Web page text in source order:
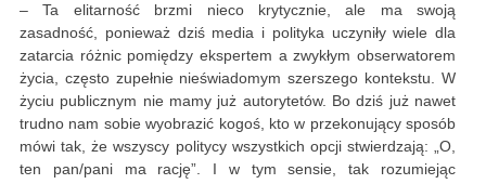
– Ta elitarność brzmi nieco krytycznie, ale ma swoją
zasadność, ponieważ dziś media i polityka uczyniły wiele dla
zatarcia różnic pomiędzy ekspertem a zwykłym obserwatorem
życia, często zupełnie nieświadomym szerszego kontekstu. W
życiu publicznym nie mamy już autorytetów. Bo dziś już nawet
trudno nam sobie wyobrazić kogoś, kto w przekonujący sposób
mówi tak, że wszyscy politycy wszystkich opcji stwierdzają: „O,
ten pan/pani ma rację”. I w tym sensie, tak rozumiejąc